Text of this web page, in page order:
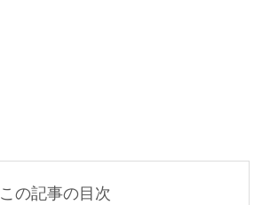
この記事の目次